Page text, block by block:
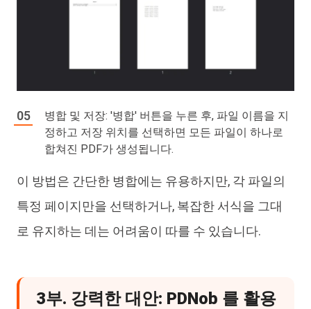
병합 및 저장: '병합' 버튼을 누른 후, 파일 이름을 지
정하고 저장 위치를 선택하면 모든 파일이 하나로
합쳐진 PDF가 생성됩니다.
이 방법은 간단한 병합에는 유용하지만, 각 파일의
특정 페이지만을 선택하거나, 복잡한 서식을 그대
로 유지하는 데는 어려움이 따를 수 있습니다.
3부. 강력한 대안: PDNob 를 활용